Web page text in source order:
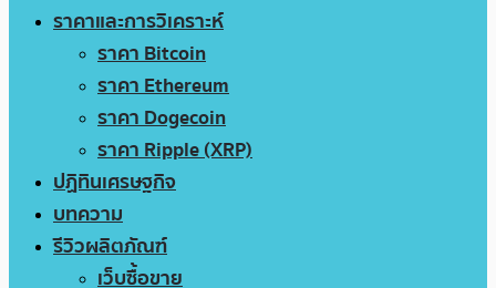
ราคาและการวิเคราะห์
ราคา Bitcoin
ราคา Ethereum
ราคา Dogecoin
ราคา Ripple (XRP)
ปฏิทินเศรษฐกิจ
บทความ
รีวิวผลิตภัณฑ์
เว็บซื้อขาย